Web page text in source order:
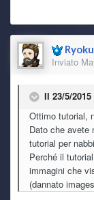
Ryoku
Inviato
Il 23/5/
Ottimo tutorial,
Dato che avete
tutorial per
Perché il
immagini che
(dannato